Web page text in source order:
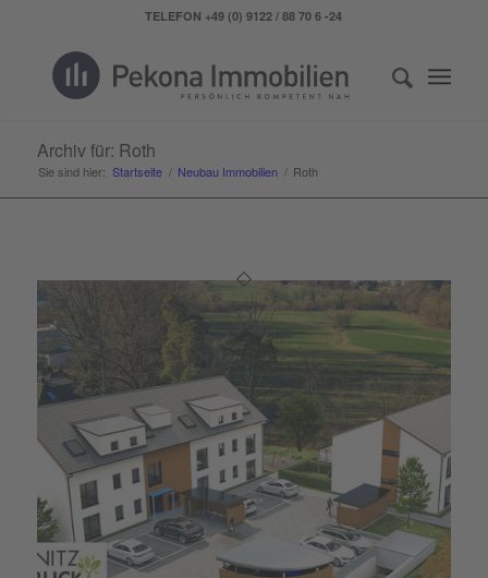
TELEFON +49 (0) 9122 / 88 70 6 -24
Archiv für: Roth
Sie sind hier: Startseite / Neubau Immobilien / Roth